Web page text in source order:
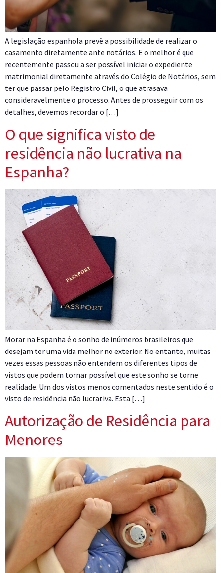
A legislação espanhola prevê a possibilidade de realizar o
casamento diretamente ante notários. E o melhor é que
recentemente passou a ser possível iniciar o expediente
matrimonial diretamente através do Colégio de Notários, sem
ter que passar pelo Registro Civil, o que atrasava
consideravelmente o processo. Antes de prosseguir com os
detalhes, devemos recordar o […]
O que significa visto de
residência não lucrativa na
Espanha?
Morar na Espanha é o sonho de inúmeros brasileiros que
desejam ter uma vida melhor no exterior. No entanto, muitas
vezes essas pessoas não entendem os diferentes tipos de
vistos que podem tornar possível que este sonho se torne
realidade. Um dos vistos menos comentados neste sentido é o
visto de residência não lucrativa. Esta […]
Autorização de Residência para
Menores